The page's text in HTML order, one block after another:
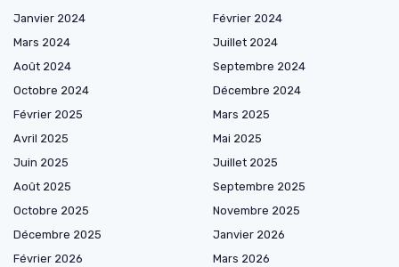
Janvier 2024
Février 2024
Mars 2024
Juillet 2024
Août 2024
Septembre 2024
Octobre 2024
Décembre 2024
Février 2025
Mars 2025
Avril 2025
Mai 2025
Juin 2025
Juillet 2025
Août 2025
Septembre 2025
Octobre 2025
Novembre 2025
Décembre 2025
Janvier 2026
Février 2026
Mars 2026